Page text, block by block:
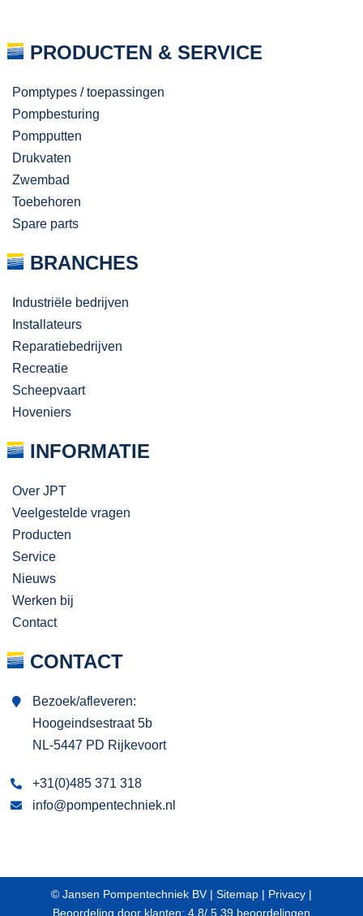
PRODUCTEN & SERVICE
Pomptypes / toepassingen
Pompbesturing
Pompputten
Drukvaten
Zwembad
Toebehoren
Spare parts
BRANCHES
Industriële bedrijven
Installateurs
Reparatiebedrijven
Recreatie
Scheepvaart
Hoveniers
INFORMATIE
Over JPT
Veelgestelde vragen
Producten
Service
Nieuws
Werken bij
Contact
CONTACT
Bezoek/afleveren:
Hoogeindsestraat 5b
NL-5447 PD Rijkevoort
+31(0)485 371 318
info@pompentechniek.nl
© Jansen Pompentechniek BV | Sitemap | Privacy |
Beoordeling door klanten: 4,8/ 5 39 beoordelingen